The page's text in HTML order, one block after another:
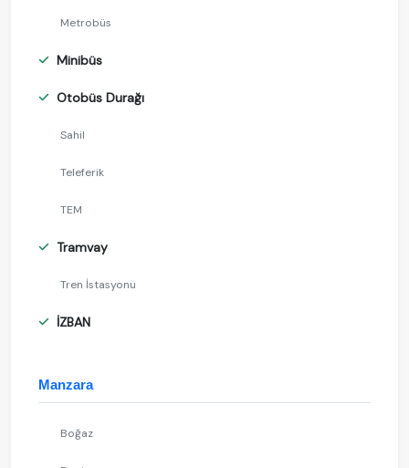
Metrobüs
Minibüs
Otobüs Durağı
Sahil
Teleferik
TEM
Tramvay
Tren İstasyonu
İZBAN
Manzara
Boğaz